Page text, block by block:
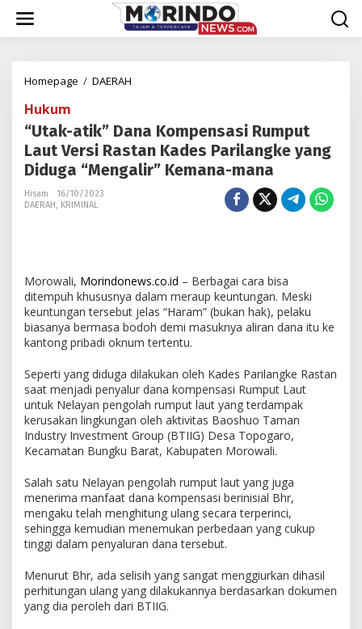
konten
Homepage / DAERAH
Kompensasi
Rumput
Laut
Versi
Kemana-
mana
Hukum
“Utak-atik” Dana Kompensasi Rumput
Laut Versi Rastan Kades Parilangke yang
Diduga “Mengalir” Kemana-mana
Hisam
16/10/2023
DAERAH, KRIMINAL
Morowali, Morindonews.co.id – Berbagai cara bisa
ditempuh khususnya dalam meraup keuntungan. Meski
keuntungan tersebut jelas “Haram” (bukan hak), pelaku
biasanya bermasa bodoh demi masuknya aliran dana itu ke
kantong pribadi oknum tertentu.
Seperti yang diduga dilakukan oleh Kades Parilangke Rastan
saat menjadi penyalur dana kompensasi Rumput Laut
untuk Nelayan pengolah rumput laut yang terdampak
kerusakan lingkungan oleh aktivitas Baoshuo Taman
Industry Investment Group (BTIIG) Desa Topogaro,
Kecamatan Bungku Barat, Kabupaten Morowali.
Salah satu Nelayan pengolah rumput laut yang juga
menerima manfaat dana kompensasi berinisial Bhr,
mengaku telah menghitung ulang secara terperinci,
sehingga kemudian menemukan perbedaan yang cukup
tinggi dalam penyaluran dana tersebut.
Menurut Bhr, ada selisih yang sangat menggiurkan dihasil
perhitungan ulang yang dilakukannya berdasarkan dokumen
yang dia peroleh dari BTIIG.